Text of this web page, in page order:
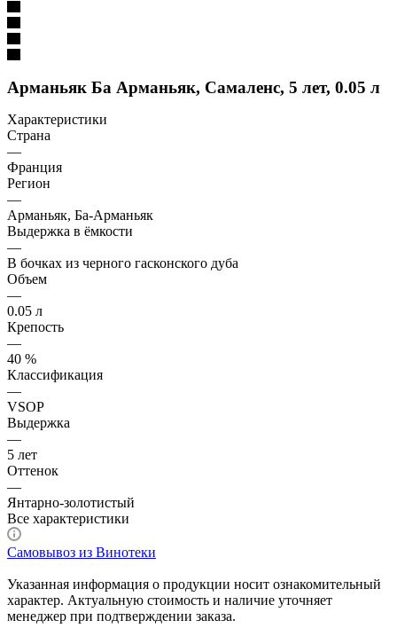
Арманьяк Ба Арманьяк, Самаленс, 5 лет, 0.05 л
Характеристики
Страна
—
Франция
Регион
—
Арманьяк, Ба-Арманьяк
Выдержка в ёмкости
—
В бочках из черного гасконского дуба
Объем
—
0.05 л
Крепость
—
40 %
Классификация
—
VSOP
Выдержка
—
5 лет
Оттенок
—
Янтарно-золотистый
Все характеристики
Самовывоз из Винотеки
Указанная информация о продукции носит ознакомительный
характер. Актуальную стоимость и наличие уточняет
менеджер при подтверждении заказа.